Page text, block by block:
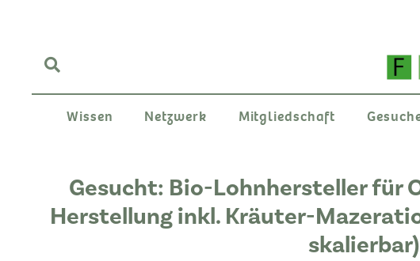
Wissen Netzwerk Mitgliedschaft
Gesucht: Bio-Lohnhersteller für
Herstellung inkl. Kräuter-
skalierbar)